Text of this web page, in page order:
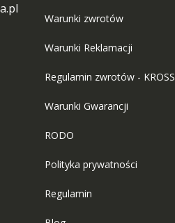
Warunki zwrotów
Warunki Reklamacji
Regulamin zwrotów - KROSS
Warunki Gwarancji
RODO
Polityka prywatności
Regulamin